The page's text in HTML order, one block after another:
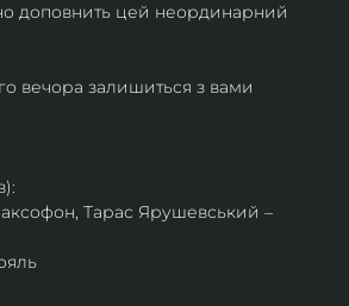
доповнить цей неординарний
вечора залишиться з вами
Тарас Ярушевський –